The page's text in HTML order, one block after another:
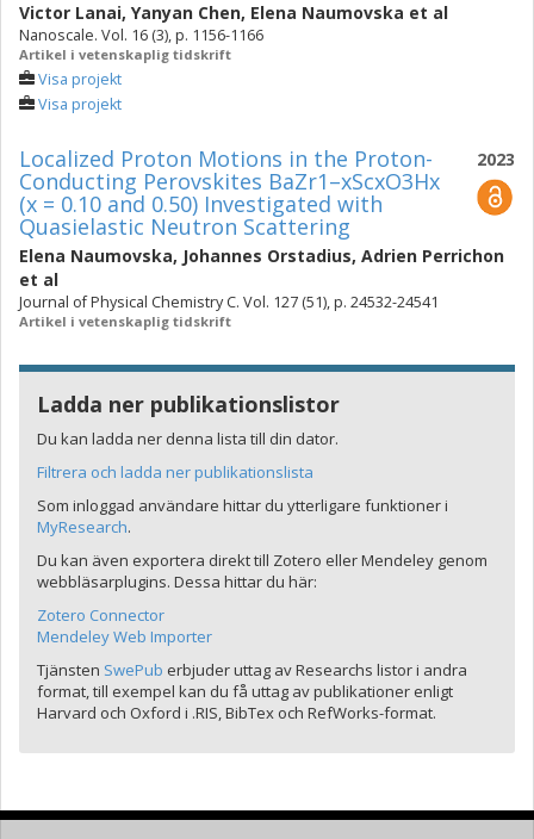
Victor Lanai, Yanyan Chen, Elena Naumovska et al
Nanoscale. Vol. 16 (3), p. 1156-1166
Artikel i vetenskaplig tidskrift
Visa projekt
Visa projekt
2023
Localized Proton Motions in the Proton-
Conducting Perovskites BaZr1–xScxO3Hx
(x = 0.10 and 0.50) Investigated with
Quasielastic Neutron Scattering
Elena Naumovska, Johannes Orstadius, Adrien Perrichon
et al
Journal of Physical Chemistry C. Vol. 127 (51), p. 24532-24541
Artikel i vetenskaplig tidskrift
Ladda ner publikationslistor
Du kan ladda ner denna lista till din dator.
Filtrera och ladda ner publikationslista
Som inloggad användare hittar du ytterligare funktioner i
MyResearch.
Du kan även exportera direkt till Zotero eller Mendeley genom
webbläsarplugins. Dessa hittar du här:
Zotero Connector
Mendeley Web Importer
Tjänsten SwePub erbjuder uttag av Researchs listor i andra
format, till exempel kan du få uttag av publikationer enligt
Harvard och Oxford i .RIS, BibTex och RefWorks-format.